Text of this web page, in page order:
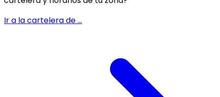
Ir a la cartelera de...